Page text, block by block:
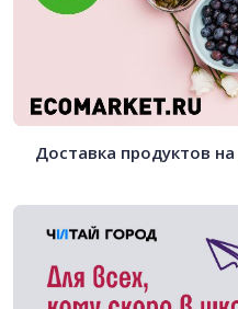
Доставка продуктов